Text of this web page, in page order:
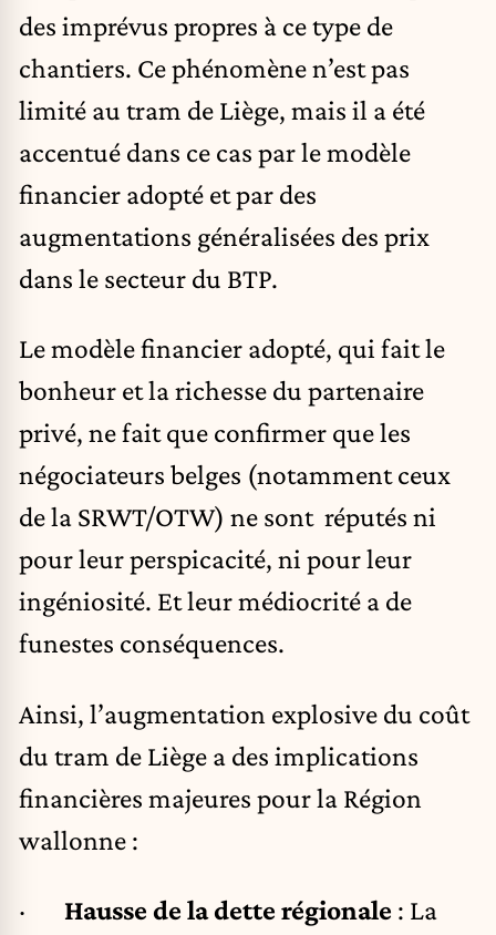
des imprévus propres à ce type de
chantiers. Ce phénomène n’est pas
limité au tram de Liège, mais il a été
accentué dans ce cas par le modèle
financier adopté et par des
augmentations généralisées des prix
dans le secteur du BTP.
Le modèle financier adopté, qui fait le
bonheur et la richesse du partenaire
privé, ne fait que confirmer que les
négociateurs belges (notamment ceux
de la SRWT/OTW) ne sont réputés ni
pour leur perspicacité, ni pour leur
ingéniosité. Et leur médiocrité a de
funestes conséquences.
Ainsi, l’augmentation explosive du coût
du tram de Liège a des implications
financières majeures pour la Région
wallonne :
· Hausse de la dette régionale : La